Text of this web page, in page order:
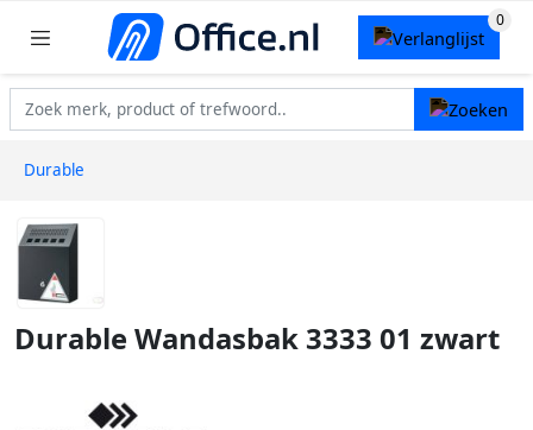
Durable
Durable Wandasbak 3333 01 zwart